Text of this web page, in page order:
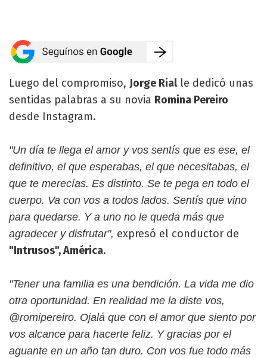
Luego del compromiso, Jorge Rialle dedicó unas
sentidas palabras a su novia Romina Pereiro
desde Instagram.
"Un día te llega el amor y vos sentís que es ese, el
definitivo, el que esperabas, el que necesitabas, el
que te merecías. Es distinto. Se te pega en todo el
cuerpo. Va con vos a todos lados. Sentís que vino
para quedarse. Y a uno no le queda más que
agradecer y disfrutar", expresó el conductor de
"Intrusos", América.
"Tener una familia es una bendición. La vida me dio
otra oportunidad. En realidad me la diste vos,
@romipereiro. Ojalá que con el amor que siento por
vos alcance para hacerte feliz. Y gracias por el
aguante en un año tan duro. Con vos fue todo más